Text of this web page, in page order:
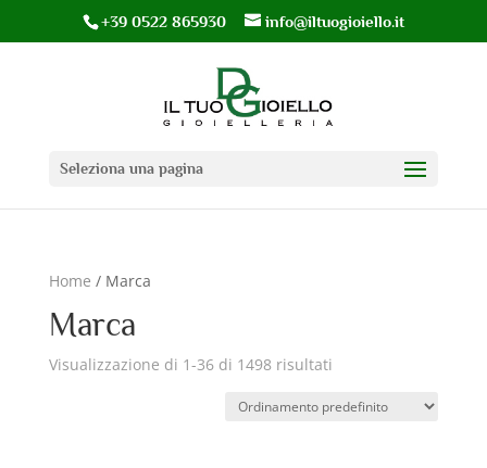
+39 0522 865930 info@iltuogioiello.it
Seleziona una pagina
Home / Marca
Marca
Visualizzazione di 1-36 di 1498 risultati